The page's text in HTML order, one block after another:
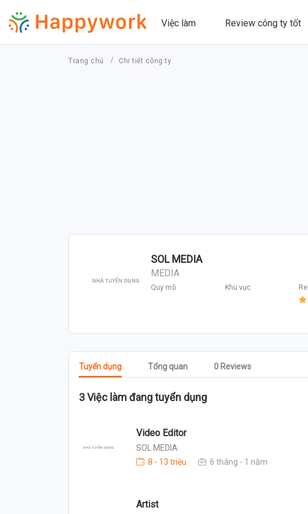
Việc làm Review công ty tốt
Trang chủ Chi tiết công ty
SOL MEDIA
MEDIA
Quy mô Khu vực
Tuyển dụng Tổng quan 0 Reviews
3 Việc làm đang tuyển dụng
Video Editor
SOL MEDIA
8 - 13 triệu
6 tháng - 1 năm
Artist